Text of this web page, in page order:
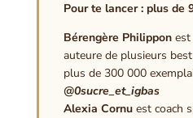
Pour te lancer : plus de
Bérengère Philipponest
auteure de plusieurs
plus de 300 000
@0sucre_et_igbas
Alexia Cornuest coach